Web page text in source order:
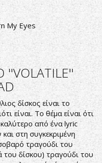
My Eyes
''VOLATILE''
δίσκος είναι το
είναι. Το θέμα είναι ότι
καλύτερο από ένα lyric
στη συγκεκριμένη
τραγούδι του
δίσκου) τραγούδι του